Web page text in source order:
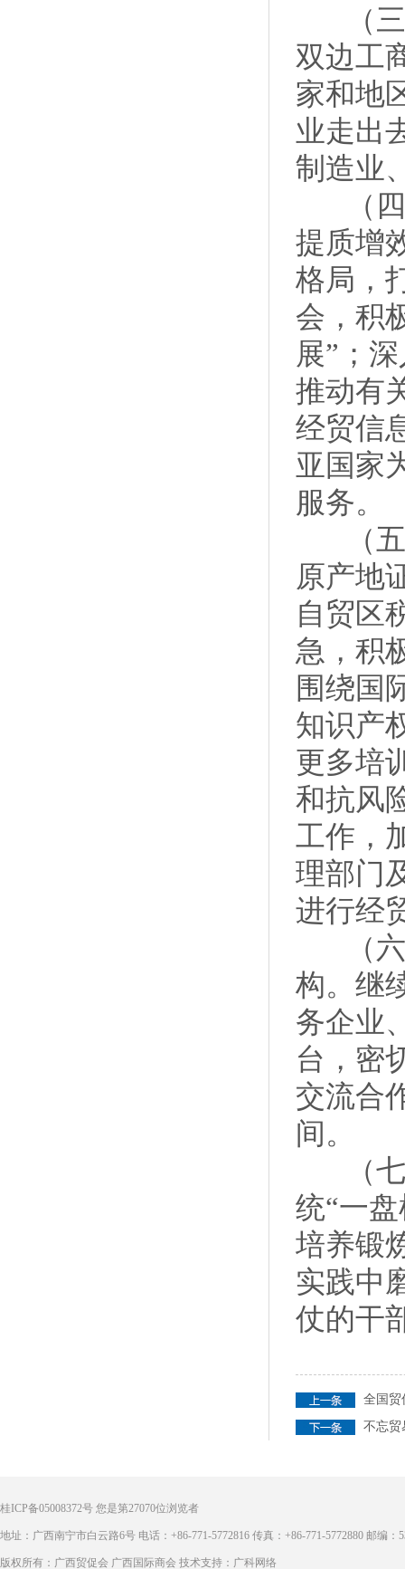
（三
双边工
家和地
业走出
制造业
（四
提质增
格局，
会，积
展”；
推动有
经贸信
亚国家
服务。
（五
原产地
自贸区
急，积
围绕国
知识产
更多培
和抗风
工作，
理部门
进行经
（六
构。继
务企业
台，密
交流合
间。
（七
统“一
培养锻
实践中
仗的干
全国贸
不忘贸
桂ICP备05008372号 您是第27070位浏览者
地址：广西南宁市白云路6号 电话：+86-771-5772816 传真：+86-771-5772880 邮编：
版权所有：广西贸促会 广西国际商会 技术支持：广科网络